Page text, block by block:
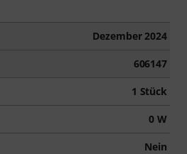
Dezember 2024
606147
1 Stück
0 W
Nein